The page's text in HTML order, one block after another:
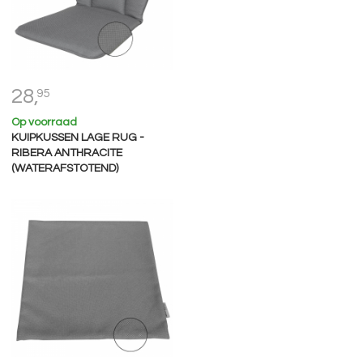
28,95
Op voorraad
KUIPKUSSEN LAGE RUG -
RIBERA ANTHRACITE
(WATERAFSTOTEND)